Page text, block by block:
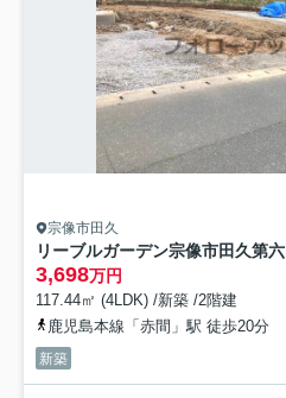
宗像市田久
リーブルガーデン宗像市田久第六
3,698万円
117.44㎡ (4LDK) /新築 /2階建
鹿児島本線「赤間」駅 徒歩20分
新築